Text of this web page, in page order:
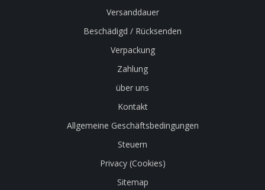
Versanddauer
Beschädigd / Rücksenden
Verpackung
Zahlung
über uns
Kontakt
Allgemeine Geschäftsbedingungen
Steuern
Privacy (Cookies)
Sitemap